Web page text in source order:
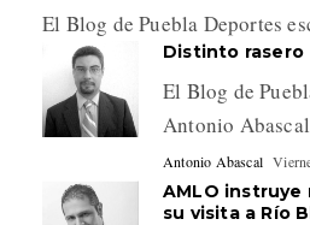
El Blog de Puebla Deportes
Distinto rasero
El Blog de
Antonio Abascal
Antonio Abascal
AMLO instruye
su visita a Río